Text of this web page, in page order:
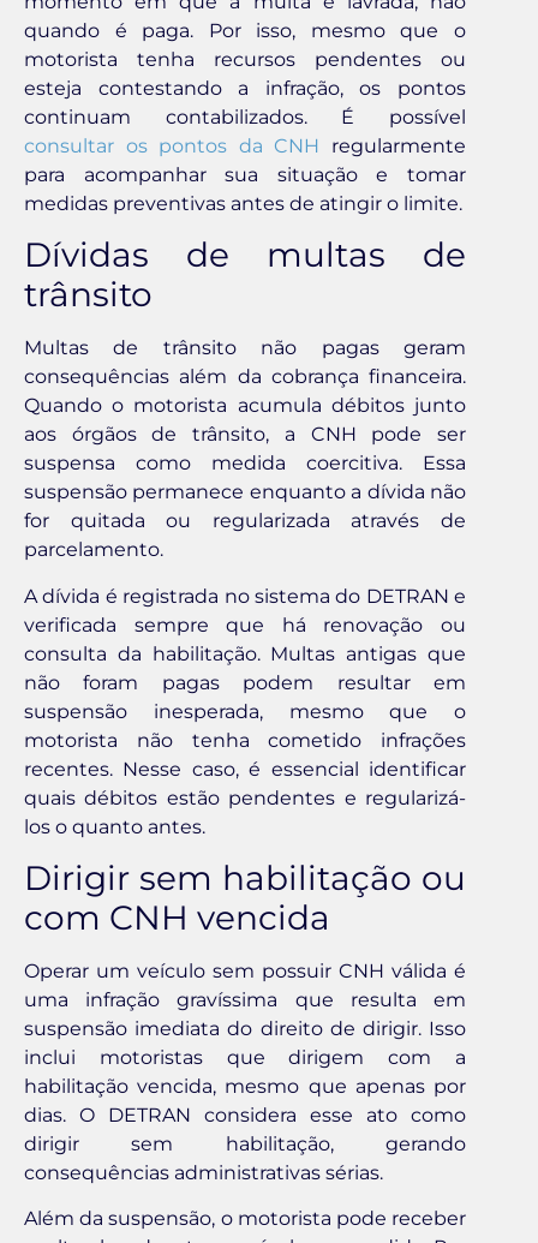
quando é paga. Por isso, mesmo que o
motorista tenha recursos pendentes ou
esteja contestando a infração, os pontos
continuam contabilizados. É possível
consultar os pontos da CNH regularmente
para acompanhar sua situação e tomar
medidas preventivas antes de atingir o limite.
Dívidas de multas de
trânsito
Multas de trânsito não pagas geram
consequências além da cobrança financeira.
Quando o motorista acumula débitos junto
aos órgãos de trânsito, a CNH pode ser
suspensa como medida coercitiva. Essa
suspensão permanece enquanto a dívida não
for quitada ou regularizada através de
parcelamento.
A dívida é registrada no sistema do DETRAN e
verificada sempre que há renovação ou
consulta da habilitação. Multas antigas que
não foram pagas podem resultar em
suspensão inesperada, mesmo que o
motorista não tenha cometido infrações
recentes. Nesse caso, é essencial identificar
quais débitos estão pendentes e regularizá-
los o quanto antes.
Dirigir sem habilitação ou
com CNH vencida
Operar um veículo sem possuir CNH válida é
uma infração gravíssima que resulta em
suspensão imediata do direito de dirigir. Isso
inclui motoristas que dirigem com a
habilitação vencida, mesmo que apenas por
dias. O DETRAN considera esse ato como
dirigir sem habilitação, gerando
consequências administrativas sérias.
Além da suspensão, o motorista pode receber